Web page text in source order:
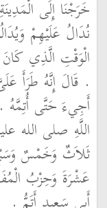
خَرَجْنَا إِلَى
نُدَالُ عَلَيْهِمْ
الْوَقْتِ الَّذِي كَانَ
‏.‏ قَالَ إِنَّهُ طَرَأَ
أَجِيءَ حَتَّى
اللَّهِ صلى الله
ثَلاَثٌ وَخَمْسٌ
عَشْرَةَ وَحِزْبُ